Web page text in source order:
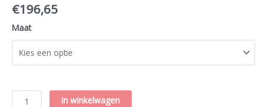
€196,65
Maat
Indian
in winkelwagen